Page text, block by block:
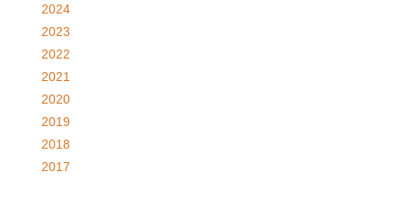
2024
2023
2022
2021
2020
2019
2018
2017